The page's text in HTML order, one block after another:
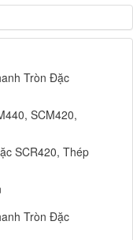
Tròn Đặc
SCM420,
SCR420, Thép
Tròn Đặc